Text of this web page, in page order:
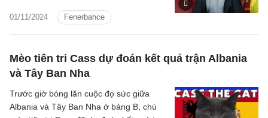
01/11/2024 Fenerbahce
Mèo tiên tri Cass dự đoán kết quả trận Albania
và Tây Ban Nha
Trước giờ bóng lăn cuộc đọ sức giữa
Albania và Tây Ban Nha ở bảng B, chú